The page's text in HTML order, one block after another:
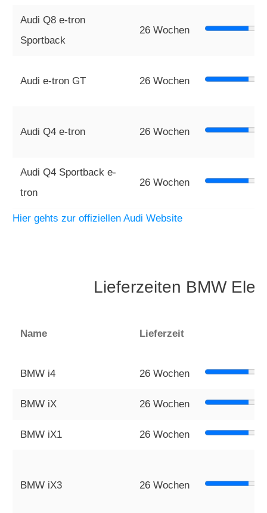
Audi Q8 e-tron
Sportback
26 Wochen
Audi e-tron GT 26 Wochen
Audi Q4 e-tron 26 Wochen
Audi Q4 Sportback e-
tron
26 Wochen
Hier gehts zur offiziellen Audi Website
Lieferzeiten BMW
Name Lieferzeit
BMW i4 26 Wochen
BMW iX 26 Wochen
BMW iX1 26 Wochen
BMW iX3 26 Wochen